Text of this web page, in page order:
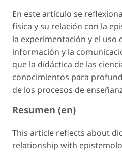
En este artículo se
física y su relación con la
la experimentación y el uso
información y la
que la didáctica de las
conocimientos para
de los procesos de
Resumen (en)
This article reflects about
relationship with